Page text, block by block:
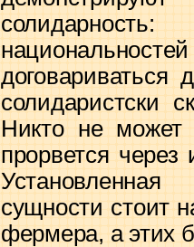
договариваться
солидаристски
Никто не
прорвется через
сущности стоит
фермера, а этих